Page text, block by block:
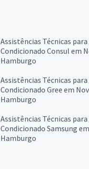
Assistências Técnicas para
Condicionado Consul em
Hamburgo
Assistências Técnicas para
Condicionado Gree em
Hamburgo
Assistências Técnicas para
Condicionado Samsung
Hamburgo